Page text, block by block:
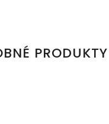
PRODUKTY